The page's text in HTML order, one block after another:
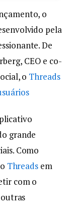
o
pela
De
CEO e co-
o Threads
grande
Como
Threads em
com o